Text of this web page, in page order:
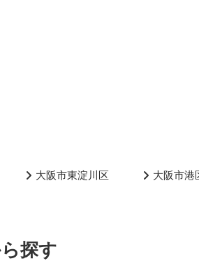
大阪市東淀川区 大阪市港
探す